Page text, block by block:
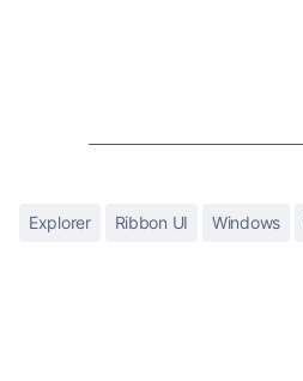
Explorer Ribbon UI Windows